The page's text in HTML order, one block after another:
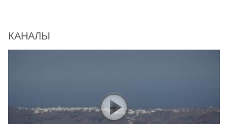
КАНАЛЫ